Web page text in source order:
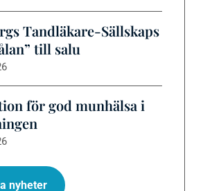
Tandläkare-Sällskaps
till salu
för god munhälsa i
nyheter